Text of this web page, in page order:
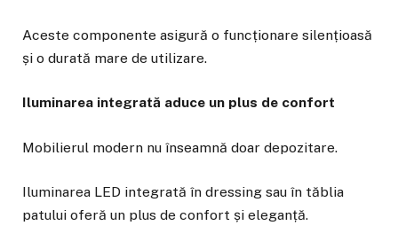
Aceste componente asigură o funcționare silențioasă
și o durată mare de utilizare.
Iluminarea integrată aduce un plus de confort
Mobilierul modern nu înseamnă doar depozitare.
Iluminarea LED integrată în dressing sau în tăblia
patului oferă un plus de confort și eleganță.